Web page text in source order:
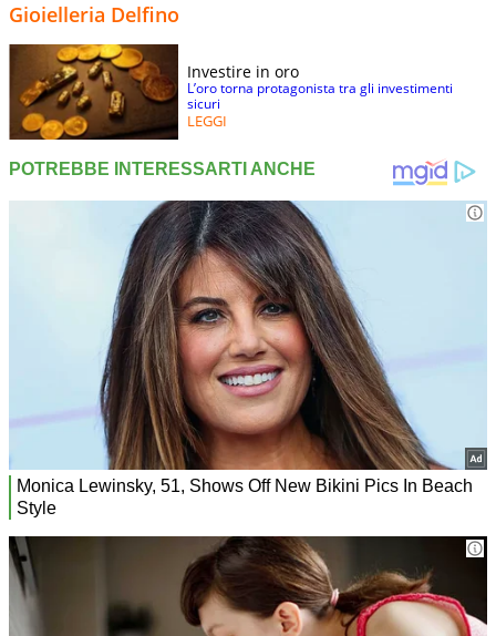
Gioielleria Delfino
Investire in oro
L’oro torna protagonista tra gli investimenti
sicuri
LEGGI